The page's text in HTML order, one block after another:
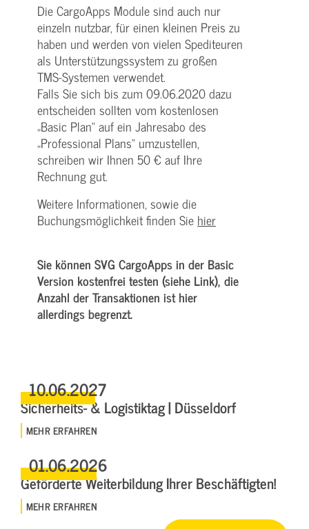
Die CargoApps Module sind auch nur
einzeln nutzbar, für einen kleinen Preis zu
haben und werden von vielen Spediteuren
als Unterstützungssystem zu großen
TMS-Systemen verwendet.
Falls Sie sich bis zum 09.06.2020 dazu
entscheiden sollten vom kostenlosen
„Basic Plan“ auf ein Jahresabo des
„Professional Plans“ umzustellen,
schreiben wir Ihnen 50 € auf Ihre
Rechnung gut.
Weitere Informationen, sowie die
Buchungsmöglichkeit finden Sie hier
Sie können SVG CargoApps in der Basic
Version kostenfrei testen (siehe Link), die
Anzahl der Transaktionen ist hier
allerdings begrenzt.
10.06.2027
Sicherheits- & Logistiktag | Düsseldorf
MEHR ERFAHREN
01.06.2026
Geförderte Weiterbildung Ihrer Beschäftigten!
MEHR ERFAHREN